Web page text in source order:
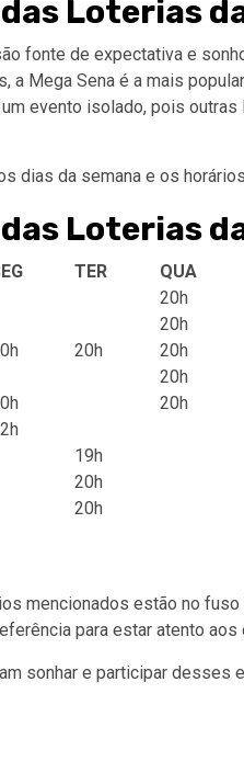
Loterias
fonte de expectativa e
a Mega Sena é a mais
evento isolado, pois
dias da semana e os
Loterias
TER QUA
20h
20h
20h 20h
20h
20h
19h
20h
20h
mencionados estão no
para estar atento
sonhar e participar